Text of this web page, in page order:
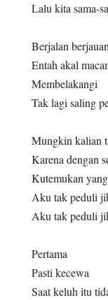
Lalu kita sama-
Berjalan berjauan
Entah akal
Membelakangi
Tak lagi saling
Mungkin kalian
Karena dengan
Kutemukan
Aku tak peduli
Aku tak peduli
Pertama
Pasti kecewa
Saat keluh itu